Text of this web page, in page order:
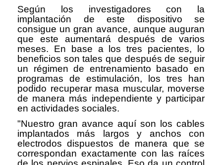
Según los investigadores con la
implantación de este dispositivo se
consigue un gran avance, aunque auguran
que este aumentará después de varios
meses. En base a los tres pacientes, lo
beneficios son tales que después de seguir
un régimen de entrenamiento basado en
programas de estimulación, los tres han
podido recuperar masa muscular, moverse
de manera más independiente y participar
en actividades sociales.
"Nuestro gran avance aquí son los cables
implantados más largos y anchos con
electrodos dispuestos de manera que se
correspondan exactamente con las raíces